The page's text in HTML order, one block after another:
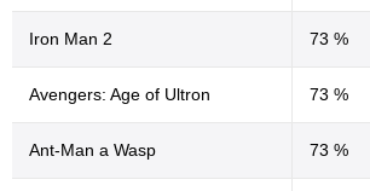
Iron Man 2 73 %
Avengers: Age of Ultron 73 %
Ant-Man a Wasp 73 %